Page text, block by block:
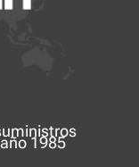
1985